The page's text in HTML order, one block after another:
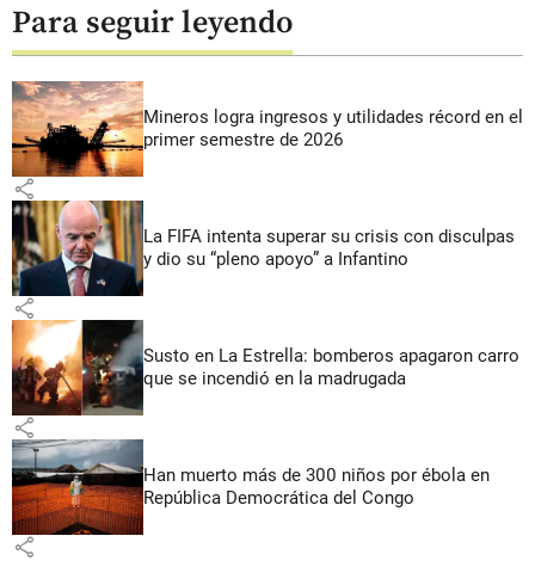
Para seguir leyendo
Mineros logra ingresos y utilidades récord en el
primer semestre de 2026
share
La FIFA intenta superar su crisis con disculpas
y dio su “pleno apoyo” a Infantino
share
Susto en La Estrella: bomberos apagaron carro
que se incendió en la madrugada
share
Han muerto más de 300 niños por ébola en
República Democrática del Congo
share